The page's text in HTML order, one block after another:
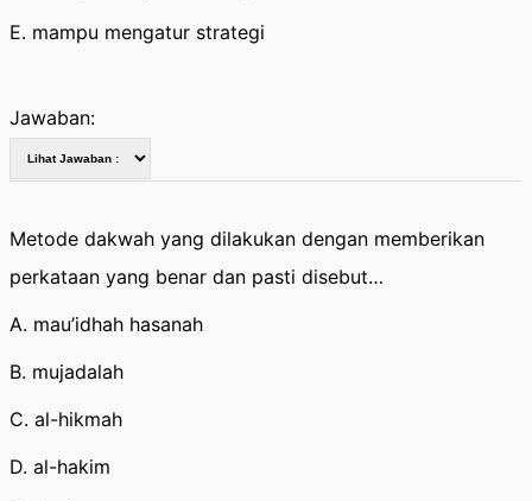
E. mampu mengatur strategi
Jawaban:
Metode dakwah yang dilakukan dengan memberikan
perkataan yang benar dan pasti disebut…
A. mau’idhah hasanah
B. mujadalah
C. al-hikmah
D. al-hakim